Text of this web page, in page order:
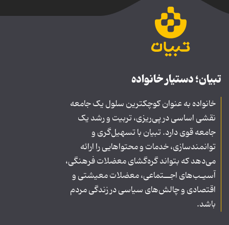
تبیان؛ دستیار خانواده
خانواده به عنوان کوچکترین سلول یک جامعه
نقشی اساسی در پی‌ریزی، تربیت و رشد یک
جامعه قوی دارد. تبیان با تسهیل‌گری و
توانمندسازی، خدمات و محتواهایی را ارائه
می‌دهد که بتواند گره‌گشای معضلات فرهنگی،
آسیـب‌های اجــتماعی، معضلات معیشتی و
اقتصادی و چالش‌های سیاسی در زندگی مردم
باشد.